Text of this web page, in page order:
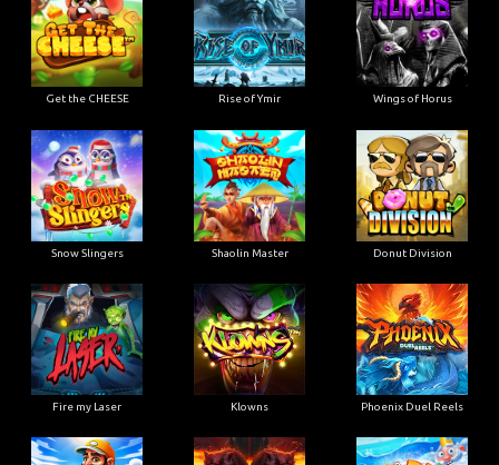
Get the CHEESE Rise of Ymir Wings of Horus
Snow Slingers Shaolin Master Donut Division
Fire my Laser Klowns Phoenix Duel Reels